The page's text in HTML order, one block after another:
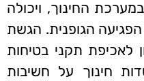
החינוך, ויכולה
הגופנית. הגשת
לאכיפת תקני בטיחות
חינוך על חשיבות